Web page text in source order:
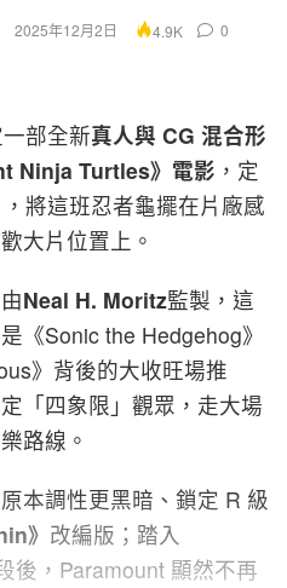
2025年12月2日 4.9K 0
部全新真人與 CG 混合形
Ninja Turtles》電影 ，定
將這班忍者龜擺在片廠感
大片位置上。
Neal H. Moritz監製，這
《Sonic the Hedgehog》
》背後的大收旺場推
「四象限」觀眾，走大場
路線。
本調性更黑暗、鎖定 R 級
》 改編版；踏入
後，Paramount 顯然不再